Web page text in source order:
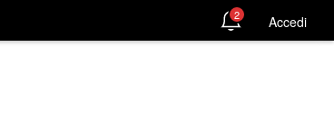
2 Accedi